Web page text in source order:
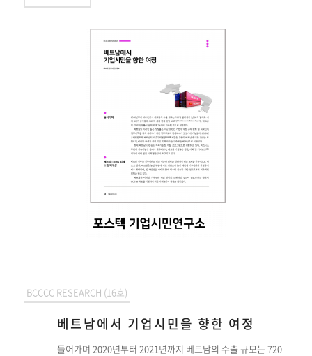
BCCCC RESEARCH (16호)
베트남에서 기업시민을 향한 여정
들어가며 2020년부터 2021년까지 베트남의 수출 규모는 720